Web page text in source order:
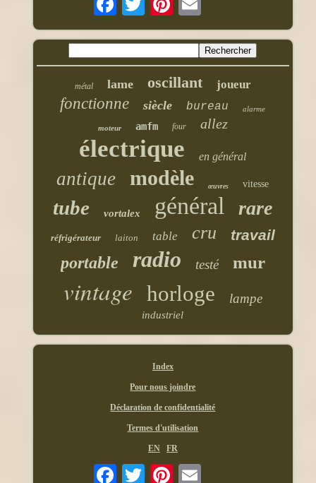
métal lame oscillant joueur
fonctionne siècle bureau alarme
moteur amfm four allez
électrique en général
antique modèle œuvres vitesse
tube vortalex général rare
réfrigérateur laiton table cru travail
portable radio testé mur
vintage horloge lampe
industriel
Index
Pour nous joindre
Déclaration de confidentialité
Termes d'utilisation
EN FR